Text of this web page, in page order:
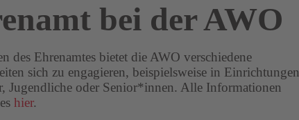
bei der AWO
des Ehrenamtes bietet die AWO verschiedene
sich zu engagieren, beispielsweise in Einrichtungen
Jugendliche oder Senior*innen. Alle Informationen
hier.